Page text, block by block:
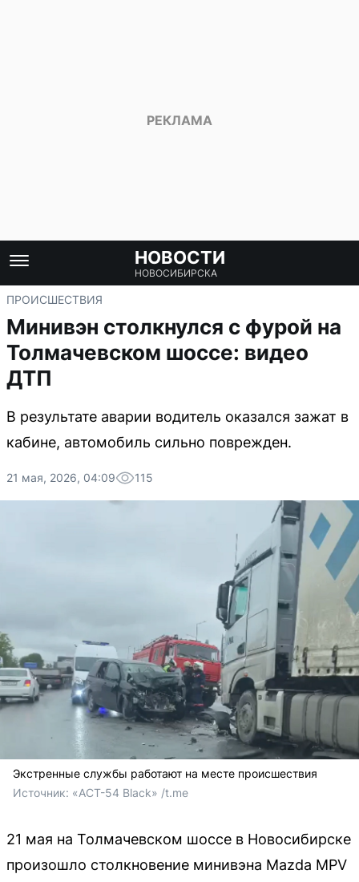
НОВОСТИ
НОВОСИБИРСКА
ПРОИСШЕСТВИЯ
Минивэн столкнулся с фурой на
Толмачевском шоссе: видео
ДТП
В результате аварии водитель оказался зажат в
кабине, автомобиль сильно поврежден.
21 мая, 2026, 04:09 115
Экстренные службы работают на месте происшествия
Источник: «АСТ-54 Black» /t.me
21 мая на Толмачевском шоссе в Новосибирске
произошло столкновение минивэна Mazda MPV